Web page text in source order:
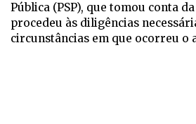
Pública (PSP), que tomou conta
procedeu às diligências
circunstâncias em que ocorreu o